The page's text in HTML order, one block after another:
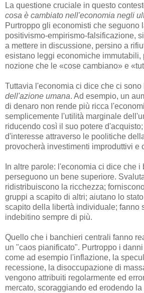
La questione cruciale in questo
cosa è cambiato nell'economia negli
Purtroppo gli economisti che seguono
positivismo-empirismo-falsificazione,
a mettere in discussione, persino a
esistano leggi economiche immutabili,
nozione che le «cose cambiano» e
Tuttavia l'economia ci dice che ci sono
dell'azione umana. Ad esempio, un
di denaro non rende più ricca
semplicemente l'utilità marginale
riducendo così il suo potere
d'interesse attraverso le poolitiche
provocherà investimenti improduttivi e
In altre parole: l'economia ci dice che
perseguono un bene superiore.
ridistribuiscono la ricchezza;
gruppi a scapito di altri; aiutano lo
scapito della libertà individuale; fanno
indebitino sempre di più.
Quello che i banchieri centrali fanno
un "caos pianificato". Purtroppo i
come ad esempio l'inflazione, la
recessione, la disoccupazione di
vengono attribuiti regolarmente ed
mercato, scoraggiando ed erodendo